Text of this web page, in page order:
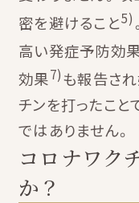
密を避けること5)
高い発症予防効
効果7)も報告さ
チンを打ったこ
ではありません。
コロナワク
か？